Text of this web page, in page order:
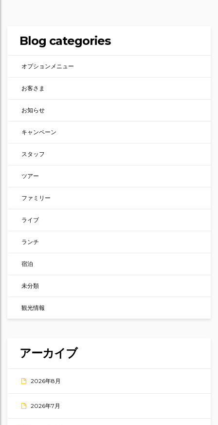
Blog categories
オプションメニュー
お客さま
お知らせ
キャンペーン
スタッフ
ツアー
ファミリー
ライブ
ランチ
宿泊
未分類
観光情報
アーカイブ
2026年8月
2026年7月